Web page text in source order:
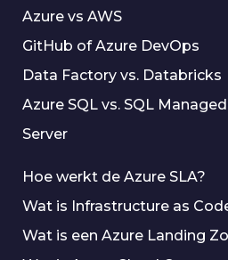
Azure vs AWS
GitHub of Azure DevOps
Data Factory vs. Databricks
Azure SQL vs. SQL
Server
Hoe werkt de Azure SLA?
Wat is Infrastructure as
Wat is een Azure Landing